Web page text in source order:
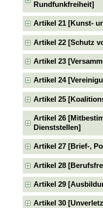
Rundfunkfreiheit]
Artikel 21 [Kunst-
Artikel 22 [Schutz
Artikel 23
Artikel 24
Artikel 25
Artikel 26
Dienststellen]
Artikel 27 [Brief-,
Artikel 28
Artikel 29
Artikel 30